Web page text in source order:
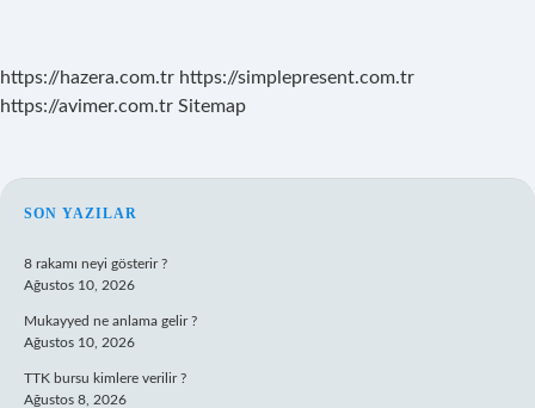
https://hazera.com.tr https://simplepresent.com.tr
https://avimer.com.tr Sitemap
SIDEBAR
SON YAZILAR
8 rakamı neyi gösterir ?
Ağustos 10, 2026
Mukayyed ne anlama gelir ?
Ağustos 10, 2026
TTK bursu kimlere verilir ?
Ağustos 8, 2026